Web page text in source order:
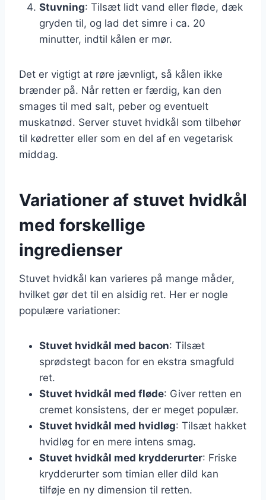
Stuvning: Tilsæt lidt vand eller fløde, dæk
gryden til, og lad det simre i ca. 20
minutter, indtil kålen er mør.
Det er vigtigt at røre jævnligt, så kålen ikke
brænder på. Når retten er færdig, kan den
smages til med salt, peber og eventuelt
muskatnød. Server stuvet hvidkål som tilbehør
til kødretter eller som en del af en vegetarisk
middag.
Variationer af stuvet hvidkål
med forskellige
ingredienser
Stuvet hvidkål kan varieres på mange måder,
hvilket gør det til en alsidig ret. Her er nogle
populære variationer:
Stuvet hvidkål med bacon: Tilsæt
sprødstegt bacon for en ekstra smagfuld
ret.
Stuvet hvidkål med fløde: Giver retten en
cremet konsistens, der er meget populær.
Stuvet hvidkål med hvidløg: Tilsæt hakket
hvidløg for en mere intens smag.
Stuvet hvidkål med krydderurter: Friske
krydderurter som timian eller dild kan
tilføje en ny dimension til retten.